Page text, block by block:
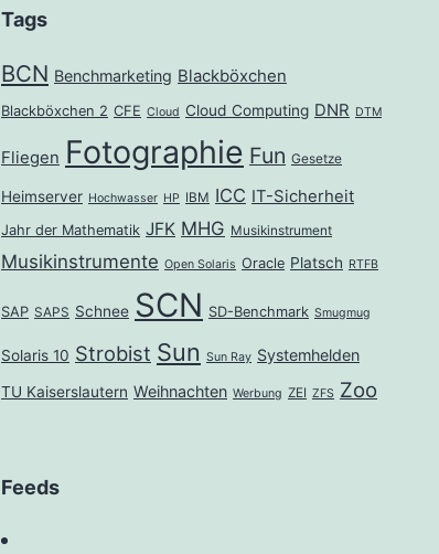
Tags
BCN Benchmarketing Blackböxchen
Blackböxchen 2 CFE Cloud Cloud Computing DNR DTM
Fliegen Fotographie Fun Gesetze
Heimserver Hochwasser HP IBM ICC IT-Sicherheit
Jahr der Mathematik JFK MHG Musikinstrument
Musikinstrumente Open Solaris Oracle Platsch RTFB
SAP SAPS Schnee SCN SD-Benchmark Smugmug
Solaris 10 Strobist Sun Sun Ray Systemhelden
TU Kaiserslautern Weihnachten Werbung ZEI ZFS Zoo
Feeds